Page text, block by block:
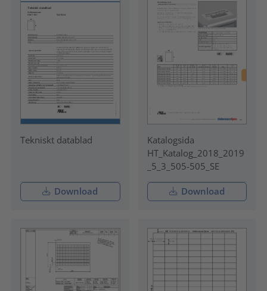
Tekniskt datablad
Download
Katalogsida
HT_Katalog_2018_2019
_5_3_505-505_SE
Download